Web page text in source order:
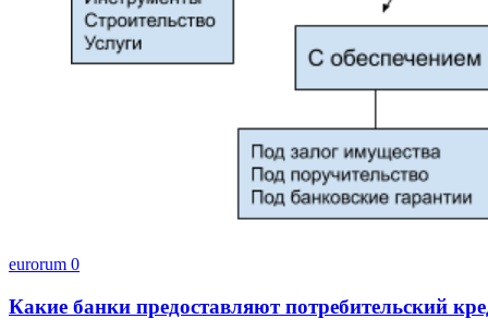
eurorum 0
Какие банки предоставляют потребительский